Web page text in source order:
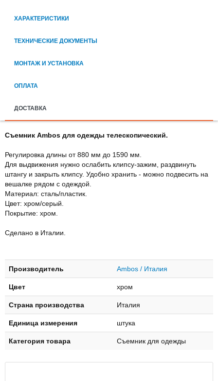
ХАРАКТЕРИСТИКИ
ТЕХНИЧЕСКИЕ ДОКУМЕНТЫ
МОНТАЖ И УСТАНОВКА
ОПЛАТА
ДОСТАВКА
Съемник Ambos для одежды телескопический.
Регулировка длины от 880 мм до 1590 мм.
Для выдвижения нужно ослабить клипсу-зажим, раздвинуть
штангу и закрыть клипсу. Удобно хранить - можно подвесить на
вешалке рядом с одеждой.
Материал: сталь/пластик.
Цвет: хром/серый.
Покрытие: хром.
Сделано в Италии.
Производитель Ambos / Италия
Цвет хром
Страна производства Италия
Единица измерения штука
Категория товара Съемник для одежды